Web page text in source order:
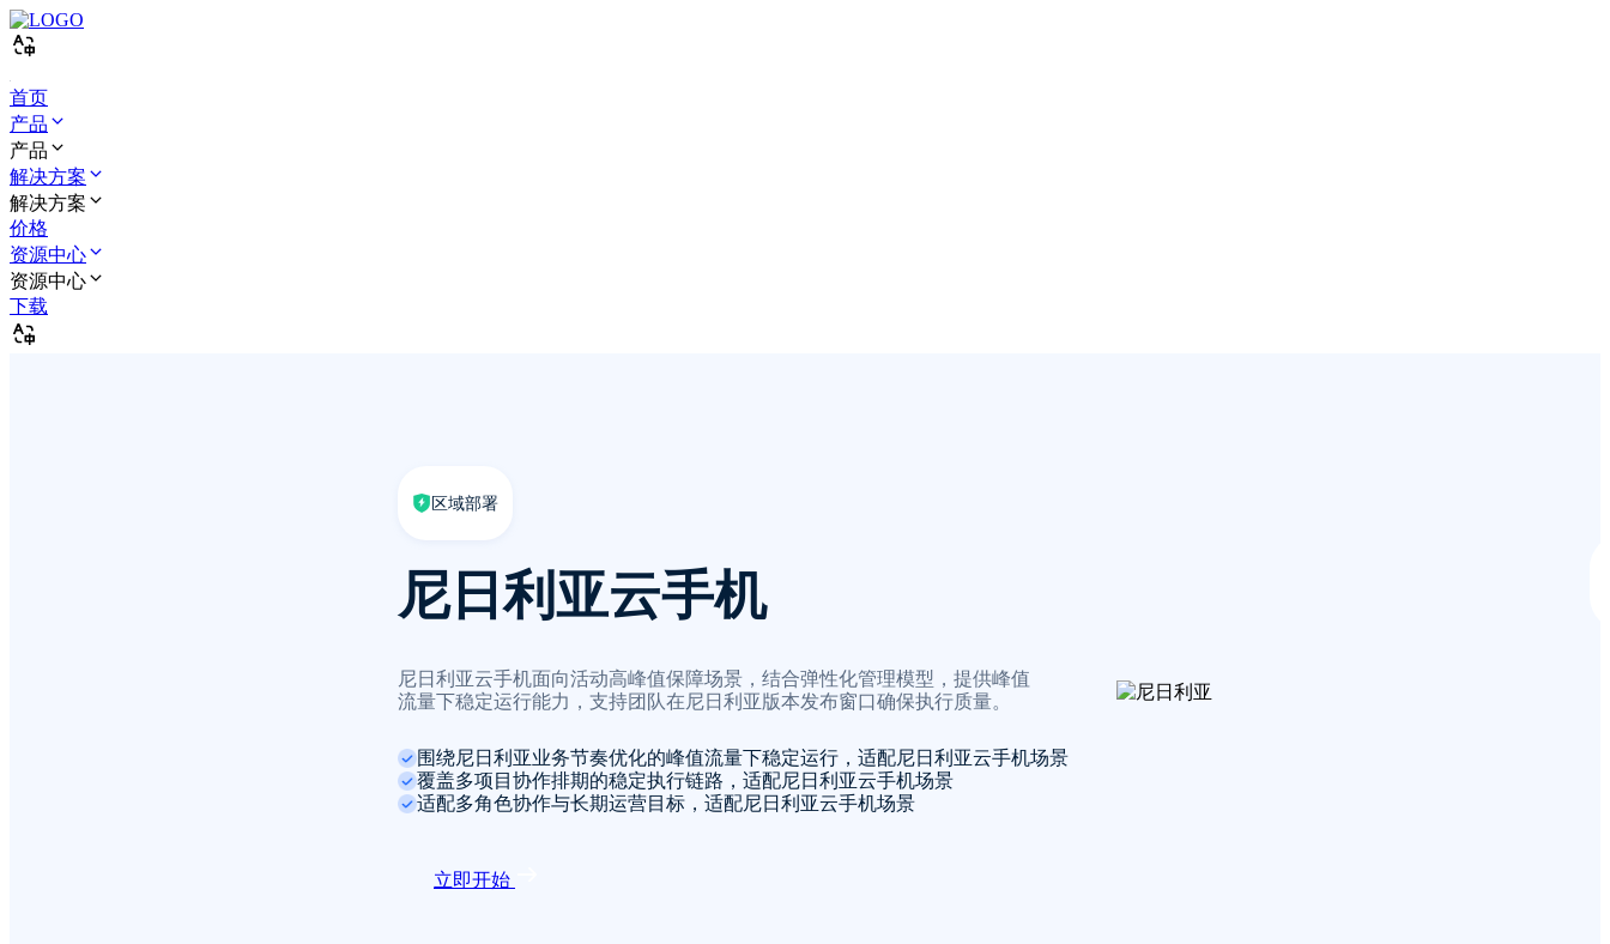
首页
产品
产品
解决方案
解决方案
价格
资源中心
资源中心
下载
区域部署
尼日利亚云手机
尼日利亚云手机面向活动高峰值保障场景，结合弹性化管理模型，提供峰值
流量下稳定运行能力，支持团队在尼日利亚版本发布窗口确保执行质量。
围绕尼日利亚业务节奏优化的峰值流量下稳定运行，适配尼日利亚云手机场景
覆盖多项目协作排期的稳定执行链路，适配尼日利亚云手机场景
适配多角色协作与长期运营目标，适配尼日利亚云手机场景
立即开始